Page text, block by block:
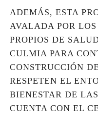
ADEMÁS, ESTA
AVALADA POR
PROPIOS DE
CULMIA PARA
CONSTRUCCIÓN
RESPETEN EL
BIENESTAR DE
CUENTA CON EL